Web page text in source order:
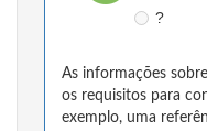
?
As informações
os requisitos para
exemplo, uma